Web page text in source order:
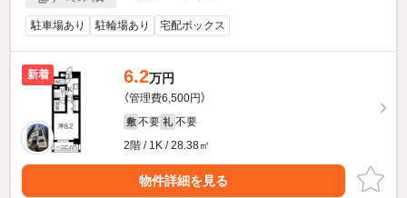
駐車場あり 駐輪場あり 宅配ボックス
新着 6.2万円
（管理費6,500円）
敷 不要 礼 不要
2階 / 1K / 28.38㎡
物件詳細を見る